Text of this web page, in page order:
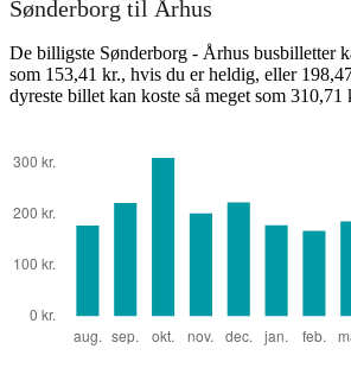
Sønderborg til Århus
De billigste Sønderborg - Århus busbilletter
som 153,41 kr., hvis du er heldig, eller
dyreste billet kan koste så meget som 310,71